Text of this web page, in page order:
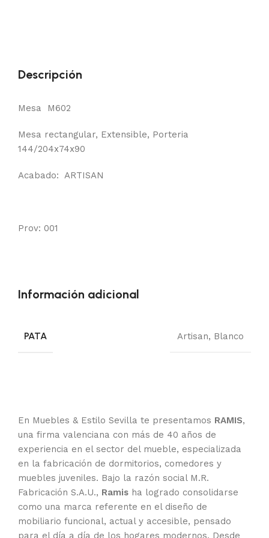
Descripción
Mesa M602
Mesa rectangular, Extensible, Porteria
144/204x74x90
Acabado: ARTISAN
Prov: 001
Información adicional
PATA Artisan, Blanco
En Muebles & Estilo Sevilla te presentamos RAMIS,
una firma valenciana con más de 40 años de
experiencia en el sector del mueble, especializada
en la fabricación de dormitorios, comedores y
muebles juveniles. Bajo la razón social M.R.
Fabricación S.A.U., Ramis ha logrado consolidarse
como una marca referente en el diseño de
mobiliario funcional, actual y accesible, pensado
para el día a día de los hogares modernos. Desde